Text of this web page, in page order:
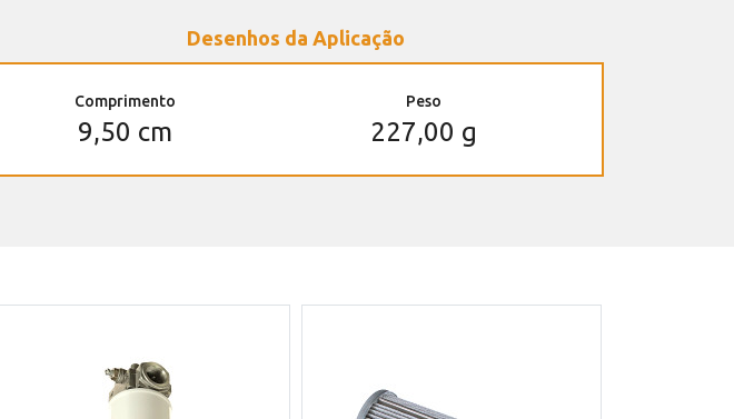
Desenhos da Aplicação
Comprimento
9,50 cm
Peso
227,00 g